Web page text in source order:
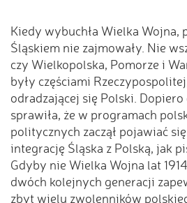
Kiedy wybuchła Wielka Wojna,
Śląskiem nie zajmowały. Nie
czy Wielkopolska, Pomorze i
były częściami
odradzającej się Polski.
sprawiła, że w programach
politycznych zaczął pojawiać
integrację Śląska z Polską, jak
Gdyby nie Wielka Wojna lat
dwóch kolejnych generacji
zbyt wielu zwolenników